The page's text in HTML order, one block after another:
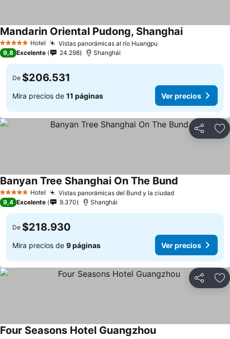
5 Estrellas Hotel Vistas panorámicas al río Huangpu
Mandarin Oriental Pudong, Shanghai
9,8 Excelente 24.298 Shanghái
De $206.531
Mira precios de 11 páginas Ver precios
Compartir
5 Estrellas Hotel Vistas panorámicas del Bund y la ciudad
Banyan Tree Shanghai On The Bund
9,4 Excelente 9.370 Shanghái
De $218.930
Mira precios de 9 páginas Ver precios
Compartir
Four Seasons Hotel Guangzhou